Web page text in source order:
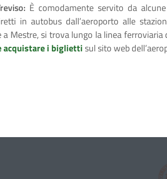
È comodamente servito da
in autobus dall’aeroporto alle
a Mestre, si trova lungo la linea
acquistare i bigliettisul sito web